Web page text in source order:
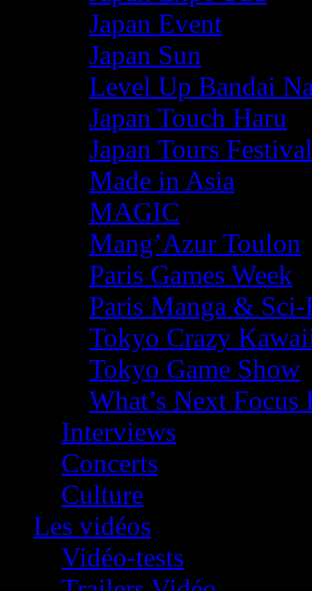
Japan Event
Japan Sun
Level Up Bandai
Japan Touch Haru
Japan Tours Festival
Made in Asia
MAGIC
Mang’Azur Toulon
Paris Games Week
Paris Manga &
Tokyo Crazy
Tokyo Game Show
What’s Next
Interviews
Concerts
Culture
Les vidéos
Vidéo-tests